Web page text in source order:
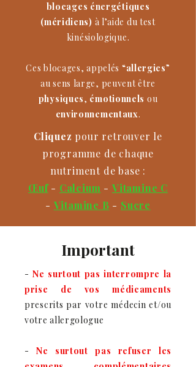
blocages énergétiques
(méridiens) à l’aide du test
kinésiologique.
Ces blocages, appelés “allergies”
au sens large, peuvent être
physiques, émotionnels ou
environnementaux.
Cliquez pour retrouver le
programme de chaque
nutriment de base :
Œuf- Calcium - Vitamine C
- Vitamine B - Sucre
Important
-Ne surtout pas interrompre la
prise de vos médicaments
prescrits par votre médecin et/ou
votre allergologue
-Ne surtout pas refuser les